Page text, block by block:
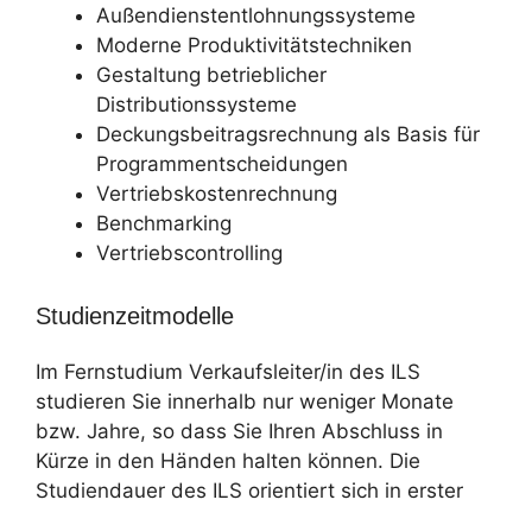
Außendienstentlohnungssysteme
Moderne Produktivitätstechniken
Gestaltung betrieblicher
Distributionssysteme
Deckungsbeitragsrechnung als Basis für
Programmentscheidungen
Vertriebskostenrechnung
Benchmarking
Vertriebscontrolling
Studienzeitmodelle
Im Fernstudium Verkaufsleiter/in des ILS
studieren Sie innerhalb nur weniger Monate
bzw. Jahre, so dass Sie Ihren Abschluss in
Kürze in den Händen halten können. Die
Studiendauer des ILS orientiert sich in erster